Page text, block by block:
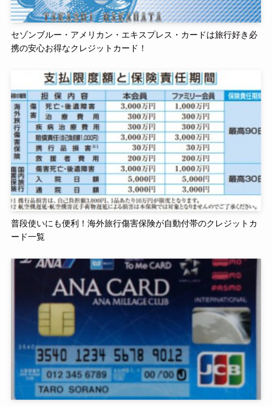
セゾンブルー・アメリカン・エキスプレス・カードは旅行好き必
携の安心お得なクレジットカード！
普段使いにも便利！海外旅行傷害保険が自動付帯のクレジットカ
ード一覧